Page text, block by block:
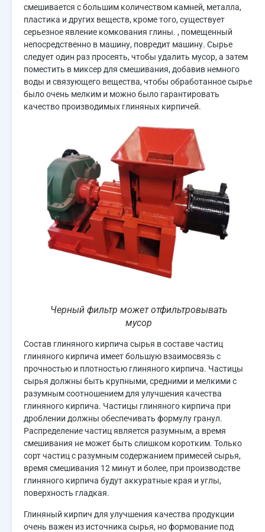
смешивается с большим количеством камней, металла,
пластика и других веществ, кроме того, существует
серьезное явление комкования глины. , помещенный
непосредственно в машину, повредит машину. Сырье
следует один раз просеять, чтобы удалить мусор, а затем
поместить в миксер для смешивания, добавив немного
воды и связующего вещества, чтобы обработанное сырье
было очень мелким и можно было гарантировать
качество производимых глиняных кирпичей.
Черный фильтр может отфильтровывать
мусор
Состав глиняного кирпича сырья в составе частиц
глиняного кирпича имеет большую взаимосвязь с
прочностью и плотностью глиняного кирпича. Частицы
сырья должны быть крупными, средними и мелкими с
разумным соотношением для улучшения качества
глиняного кирпича. Частицы глиняного кирпича при
дроблении должны обеспечивать формулу гранул.
Распределение частиц является разумным, а время
смешивания не может быть слишком коротким. Только
сорт частиц с разумным содержанием примесей сырья,
время смешивания 12 минут и более, при производстве
глиняного кирпича будут аккуратные края и углы,
поверхность гладкая.
Глиняный кирпич для улучшения качества продукции
очень важен из источника сырья, но формование под